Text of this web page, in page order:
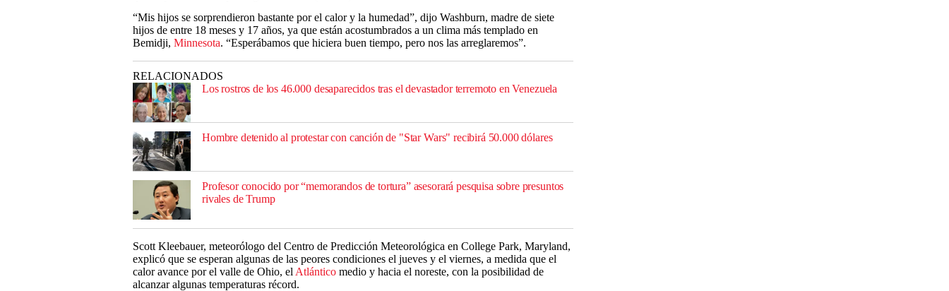
“Mis hijos se sorprendieron bastante por el calor y la humedad”, dijo Washburn, madre de siete
hijos de entre 18 meses y 17 años, ya que están acostumbrados a un clima más templado en
Bemidji, Minnesota. “Esperábamos que hiciera buen tiempo, pero nos las arreglaremos”.
RELACIONADOS
Los rostros de los 46.000 desaparecidos tras el devastador terremoto en Venezuela
Hombre detenido al protestar con canción de "Star Wars" recibirá 50.000 dólares
Profesor conocido por “memorandos de tortura” asesorará pesquisa sobre presuntos
rivales de Trump
Scott Kleebauer, meteorólogo del Centro de Predicción Meteorológica en College Park, Maryland,
explicó que se esperan algunas de las peores condiciones el jueves y el viernes, a medida que el
calor avance por el valle de Ohio, el Atlántico medio y hacia el noreste, con la posibilidad de
alcanzar algunas temperaturas récord.